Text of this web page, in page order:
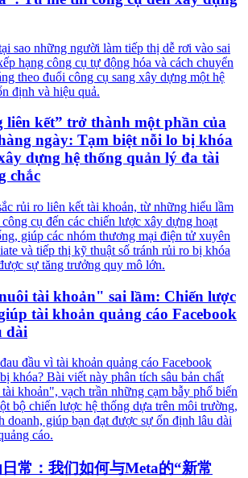
sao những người làm tiếp thị dễ rơi vào sai
hạng công cụ tự động hóa và cách chuyển
theo đuổi công cụ sang xây dựng một hệ
định và hiệu quả.
liên kết” trở thành một phần của
ngày: Tạm biệt nỗi lo bị khóa
dựng hệ thống quản lý đa tài
chắc
rủi ro liên kết tài khoản, từ những hiểu lầm
cụ đến các chiến lược xây dựng hoạt
giúp các nhóm thương mại điện tử xuyên
và tiếp thị kỹ thuật số tránh rủi ro bị khóa
sự tăng trưởng quy mô lớn.
tài khoản" sai lầm: Chiến lược
tài khoản quảng cáo Facebook
dài
đầu vì tài khoản quảng cáo Facebook
khóa? Bài viết này phân tích sâu bản chất
khoản", vạch trần những cạm bẫy phổ biến
bộ chiến lược hệ thống dựa trên môi trường,
doanh, giúp bạn đạt được sự ổn định lâu dài
cáo.
常：我们如何与Meta的“新常